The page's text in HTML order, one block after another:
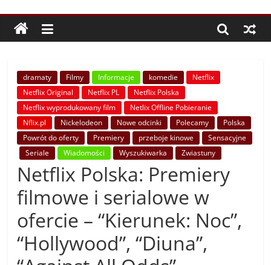
dramaty Filmy Informacje komedie
Netflix
Netflix Original
Netflix PL
Netflix Polska
Netflix wyprodukowany film
Netlix Offline Pobieranie
Nflix.pl
Nickelodeon Nowe odcinki Polecamy
Polska
Powrót do oferty
Premiery przeboje kinowe
Sensacyjne
Seriale
Wiadomości Wyszukiwarka Zwiastuny
Netflix Polska: Premiery
filmowe i serialowe w
ofercie – “Kierunek: Noc”,
“Hollywood”, “Diuna”,